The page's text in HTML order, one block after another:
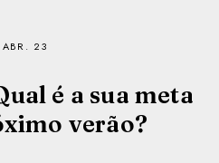
ABR. 23
é a sua meta
verão?